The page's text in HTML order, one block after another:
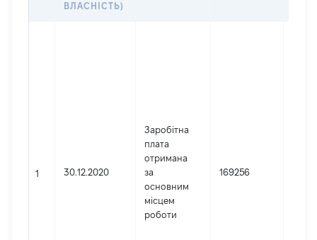
ВЛАСНІСТЬ)
1 30.12.2020
Заробітна
плата
отримана
за
основним
місцем
роботи
169256